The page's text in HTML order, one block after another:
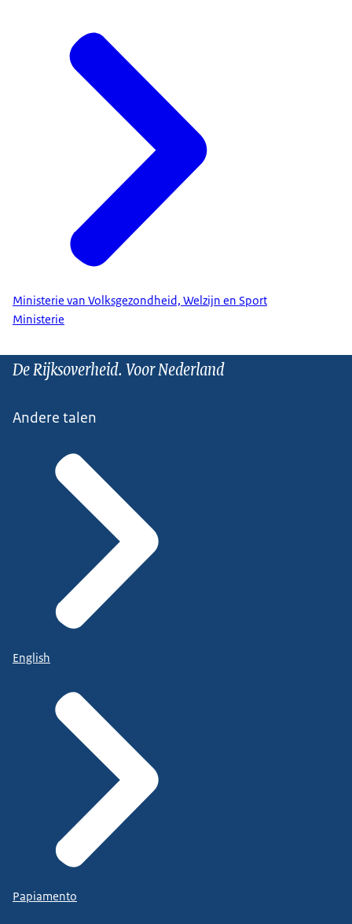
Ministerie van Volksgezondheid, Welzijn en Sport
Ministerie
De Rijksoverheid. Voor Nederland
Andere talen
English
Papiamento